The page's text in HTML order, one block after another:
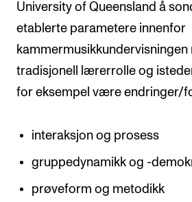
University of Queensland å
etablerte parametere innenfor
tradisjonell lærerrolle og
for eksempel være endringer/
interaksjon og prosess
gruppedynamikk og -
prøveform og metodikk